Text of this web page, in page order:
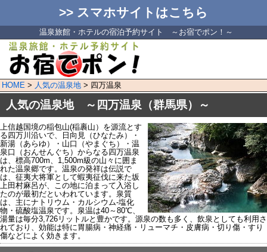
>> スマホサイトはこちら
温泉旅館・ホテルの宿泊予約サイト ～お宿でポン！～
HOME > 人気の温泉地 > 四万温泉
人気の温泉地 ～四万温泉（群馬県）～
上信越国境の稲包山(稲裹山）を源流とす
る四万川沿いで、日向見（ひなたみ）・
新湯（あらゆ）・山口（やまぐち）・温
泉口（おんせんぐち）からなる四万温泉
は、標高700m、1,500m級の山々に囲ま
れた温泉郷です。温泉の発祥は伝説で
は、征夷大将軍として蝦夷征伐に来た坂
上田村麻呂が、この地に泊まって入浴し
たのが最初だといわれています。泉質
は、主にナトリウム・カルシウム-塩化
物・硫酸塩温泉です。泉温は40～80℃、
湯量は毎分3,726リットルと豊かです。源泉の数も多く、飲泉としても利用さ
れており、効能は特に胃腸病・神経痛・リューマチ・皮膚病・切り傷・すり
傷などによく効きます。